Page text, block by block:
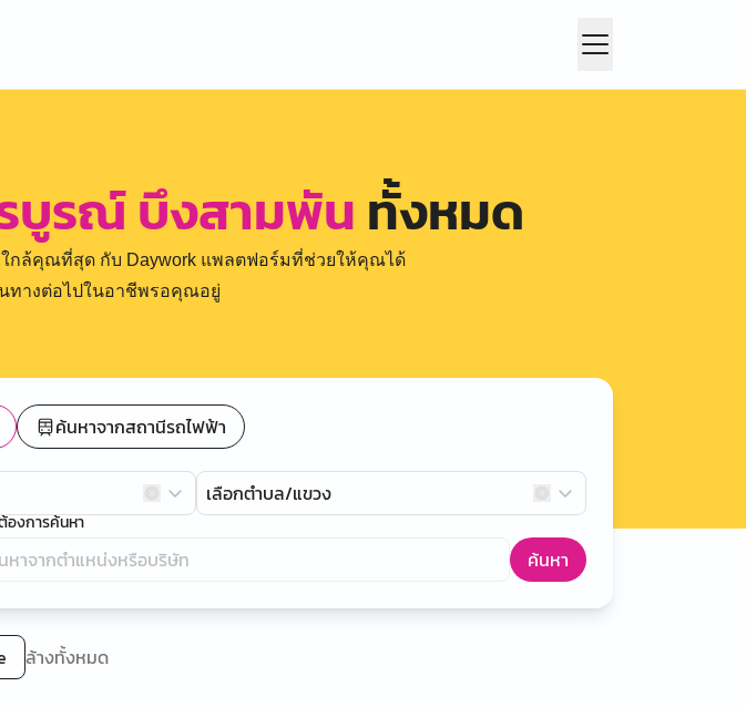
บูรณ์ บึงสามพัน ทั้งหมด
ล้คุณที่สุด กับ Daywork แพลตฟอร์มที่ช่วยให้คุณได้
นทางต่อไปในอาชีพรอคุณอยู่
ค้นหาจากสถานีรถไฟฟ้า
เลือกตำบล/แขวง
องการค้นหา
ค้นหา
ล้างทั้งหมด